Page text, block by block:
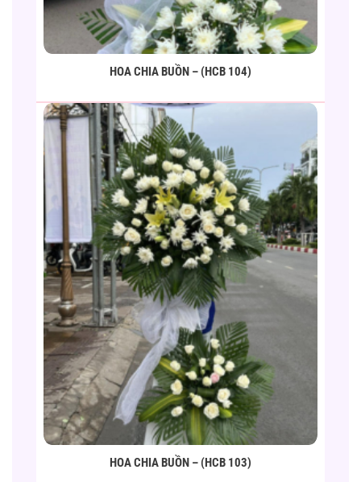
HOA CHIA BUỒN – (HCB 104)
HOA CHIA BUỒN – (HCB 103)